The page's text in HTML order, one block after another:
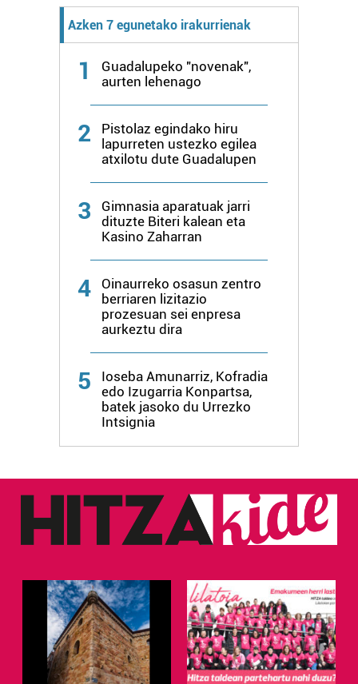
Azken 7 egunetako irakurrienak
1
Guadalupeko "novenak",
aurten lehenago
2
Pistolaz egindako hiru
lapurreten ustezko egilea
atxilotu dute Guadalupen
3
Gimnasia aparatuak jarri
dituzte Biteri kalean eta
Kasino Zaharran
4
Oinaurreko osasun zentro
berriaren lizitazio
prozesuan sei enpresa
aurkeztu dira
5
Ioseba Amunarriz, Kofradia
edo Izugarria Konpartsa,
batek jasoko du Urrezko
Intsignia